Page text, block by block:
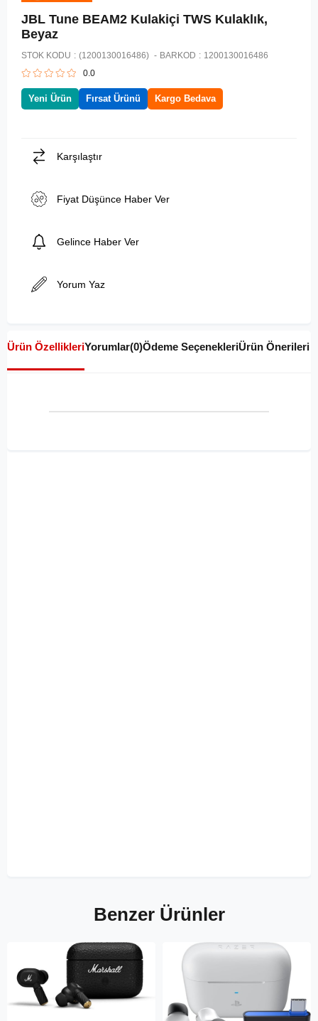
JBL Tune BEAM2 Kulakiçi TWS Kulaklık,
Beyaz
STOK KODU (1200130016486) BARKOD : 1200130016486
0.0
Yeni Ürün Fırsat Ürünü Kargo Bedava
Karşılaştır
Fiyat Düşünce Haber Ver
Gelince Haber Ver
Yorum Yaz
Ürün ÖzellikleriYorumlar(0)Ödeme SeçenekleriÜrün Önerileri
Benzer Ürünler